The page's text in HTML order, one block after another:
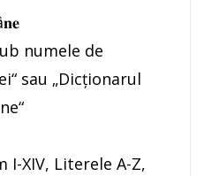
numele de
sau „Dicționarul
I-XIV, Literele A-Z,